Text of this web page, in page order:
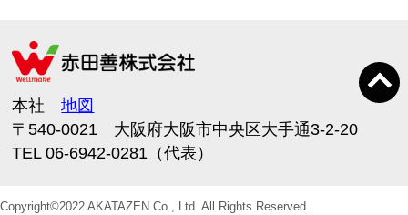
本社地図
〒540-0021 大阪府大阪市中央区大手通3-2-20
TEL 06-6942-0281（代表）
Copyright©2022 AKATAZEN Co., Ltd. All Rights Reserved.